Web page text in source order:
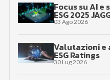
Focus su AI
ESG 2025
03 Ago 2026
Valutazioni e
ESG Ratings
30 Lug 2026